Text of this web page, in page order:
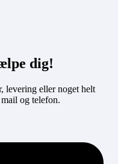
dig!
levering eller noget helt
og telefon.